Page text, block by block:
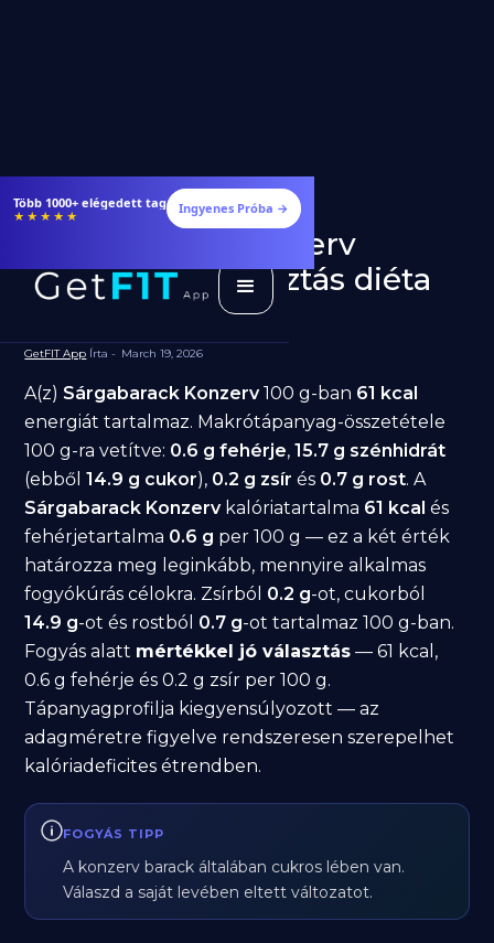
Több 1000+ elégedett tag
★★★★★ Ingyenes Próba →
Sárgabarack Konzerv
fogyásra: jó választás diéta
GetFIT App Írta - March 19, 2026
A(z) Sárgabarack Konzerv100 g-ban 61 kcal
energiát tartalmaz. Makrótápanyag-összetétele
100 g-ra vetítve: 0.6 g fehérje,15.7 g szénhidrát
(ebből14.9 g cukor), 0.2 g zsír és 0.7 g rost. A
Sárgabarack Konzervkalóriatartalma 61 kcal és
fehérjetartalma 0.6 g per 100 g — ez a két érték
határozza meg leginkább, mennyire alkalmas
fogyókúrás célokra. Zsírból 0.2 g-ot, cukorból
14.9 g-ot és rostból 0.7 g-ot tartalmaz 100 g-ban.
Fogyás alatt mértékkel jó választás — 61 kcal,
0.6 g fehérje és 0.2 g zsír per 100 g.
Tápanyagprofilja kiegyensúlyozott — az
adagméretre figyelve rendszeresen szerepelhet
kalóriadeficites étrendben.
FOGYÁS TIPP
A konzerv barack általában cukros lében van.
Válaszd a saját levében eltett változatot.